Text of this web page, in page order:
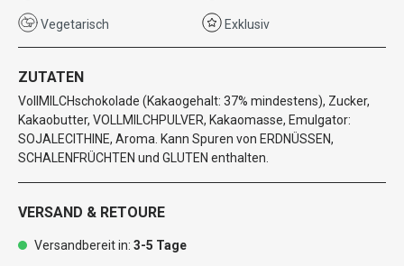
Vegetarisch Exklusiv
ZUTATEN
VollMILCHschokolade (Kakaogehalt: 37% mindestens), Zucker,
Kakaobutter, VOLLMILCHPULVER, Kakaomasse, Emulgator:
SOJALECITHINE, Aroma. Kann Spuren von ERDNÜSSEN,
SCHALENFRÜCHTEN und GLUTEN enthalten.
VERSAND & RETOURE
Versandbereit in: 3-5 Tage